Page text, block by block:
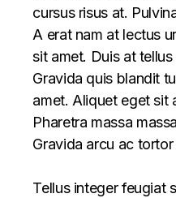
cursus risus at.
A erat nam at lectus
sit amet. Duis at
Gravida quis blandit
amet. Aliquet eget sit
Pharetra massa
Gravida arcu ac
Tellus integer feugiat